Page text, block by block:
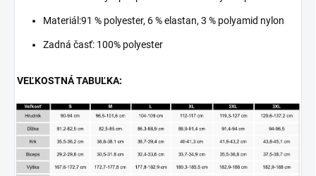
Materiál:91 % polyester, 6 % elastan, 3 % polyamid nylon
Zadná časť: 100% polyester
VEĽKOSTNÁ TABUĽKA: